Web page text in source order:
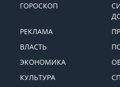
ГОРОСКОП
РЕКЛАМА
ВЛАСТЬ
ЭКОНОМИКА
КУЛЬТУРА